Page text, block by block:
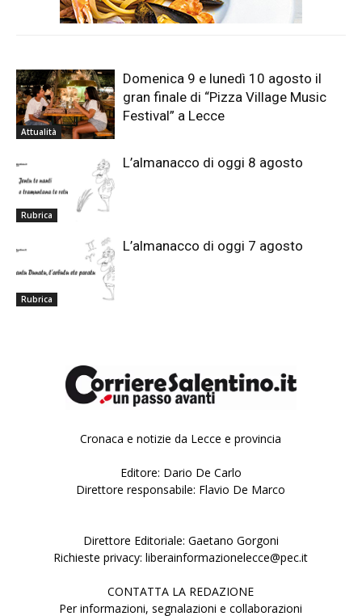
Attualità
Domenica 9 e lunedì 10 agosto il
gran finale di “Pizza Village Music
Festival” a Lecce
Rubrica
L’almanacco di oggi 8 agosto
Rubrica
L’almanacco di oggi 7 agosto
Cronaca e notizie da Lecce e provincia
Editore: Dario De Carlo
Direttore responsabile: Flavio De Marco
Direttore Editoriale: Gaetano Gorgoni
Richieste privacy: liberainformazionelecce@pec.it
CONTATTA LA REDAZIONE
Per informazioni, segnalazioni e collaborazioni